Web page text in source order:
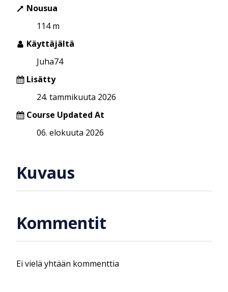
Nousua
114 m
Käyttäjältä
Juha74
Lisätty
24. tammikuuta 2026
Course Updated At
06. elokuuta 2026
Kuvaus
Kommentit
Ei vielä yhtään kommenttia